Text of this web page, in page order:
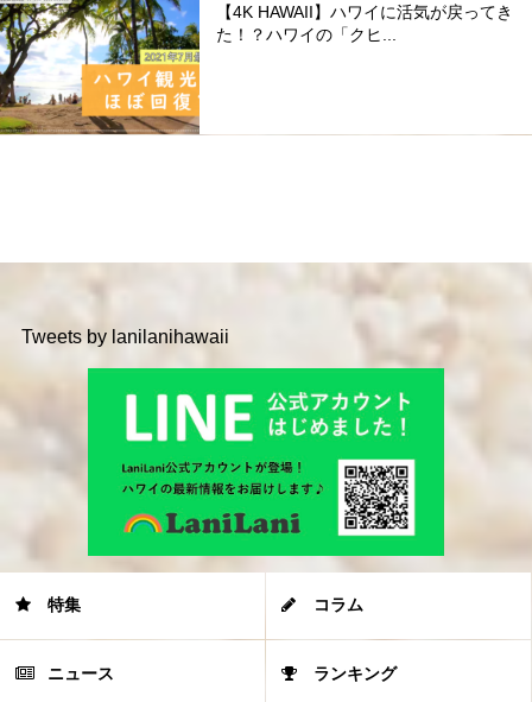
【4K HAWAII】ハワイに活気が戻ってき
た！？ハワイの「クヒ...
Tweets by lanilanihawaii
特集 コラム
ニュース ランキング